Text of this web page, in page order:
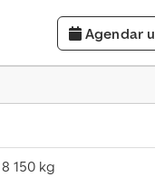
Agendar
8 150 kg